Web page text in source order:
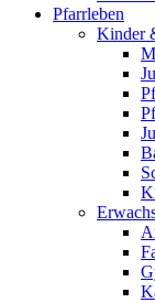
Pfarrleben
Kinder